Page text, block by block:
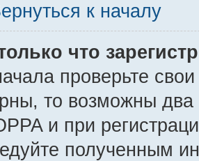
к началу
что
проверьте
то возможны
и при
полученным